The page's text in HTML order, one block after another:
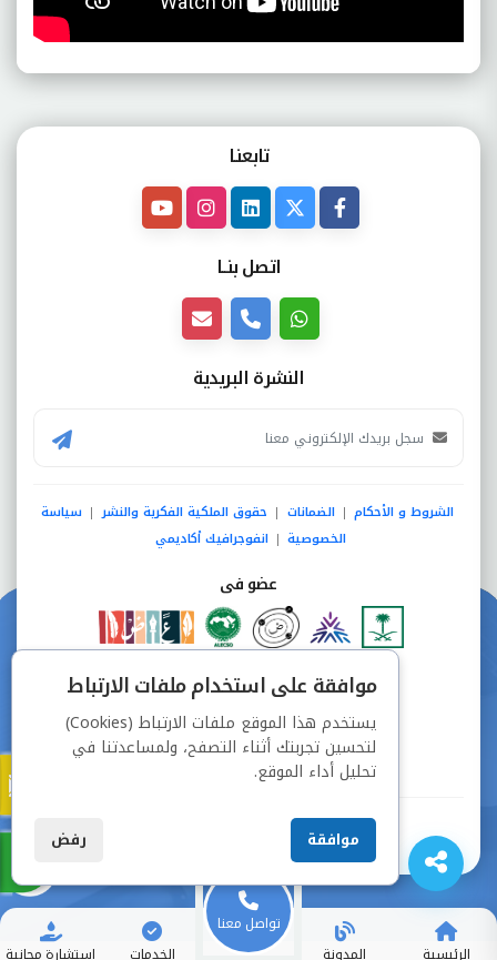
الرئيسية المدونة
تواصل معنا
الخدمات
استشارة مجانية
تابعنـا
اتصل بنــا
النشرة البريدية
الشروط و الأحكام | الضمانات | حقوق الملكية الفكرية والنشر | سياسة
الخصوصية | انفوجرافيك أكاديمي
عضو فى
دفع آمن من خلال
جميع الحقوق محفوظة © شركة دراسة
موافقة على استخدام ملفات الارتباط
يستخدم هذا الموقع ملفات الارتباط (Cookies)
لتحسين تجربتك أثناء التصفح، ولمساعدتنا في
تحليل أداء الموقع.
موافقة رفض